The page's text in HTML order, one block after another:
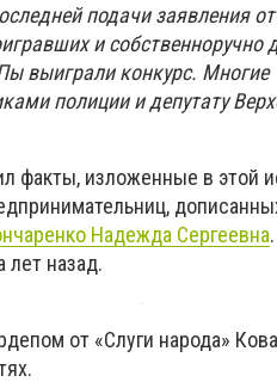
подачи заявления
и
выиграли конкурс. Многие
полиции и депутату
факты, изложенные в этой
Надежда Сергеевна
лет назад.
от «Слуги народа»